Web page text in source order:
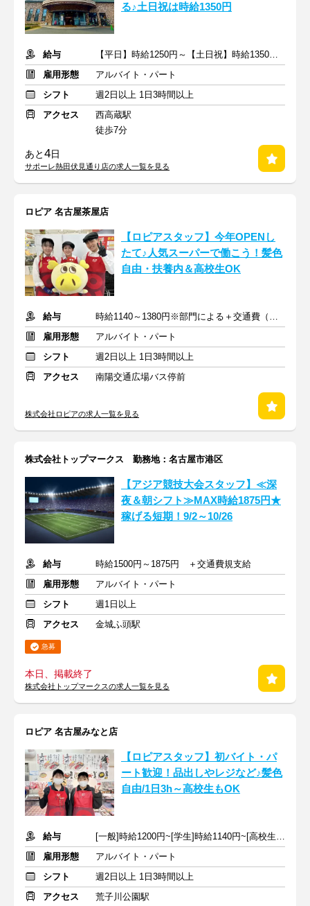
る♪土日祝は時給1350円
給与
【平日】時給1250円～【土日祝】時給1350円～＋交通費支給
雇用形態
アルバイト・パート
シフト
週2日以上 1日3時間以上
アクセス
西高蔵駅
徒歩7分
あと4日
サポーレ熱田伏見通り店の求人一覧を見る
ロピア 名古屋茶屋店
【ロピアスタッフ】今年OPENし
たて♪人気スーパーで働こう！髪色
自由・扶養内＆高校生OK
給与
時給1140～1380円※部門による＋交通費（社内規定による）
雇用形態
アルバイト・パート
シフト
週2日以上 1日3時間以上
アクセス
南陽交通広場バス停前
株式会社ロピアの求人一覧を見る
株式会社トップマークス 勤務地：名古屋市港区
【アジア競技大会スタッフ】≪深
夜＆朝シフト≫MAX時給1875円★
稼げる短期！9/2～10/26
給与
時給1500円～1875円 ＋交通費規支給
雇用形態
アルバイト・パート
シフト
週1日以上
アクセス
金城ふ頭駅
急募
本日、掲載終了
株式会社トップマークスの求人一覧を見る
ロピア 名古屋みなと店
【ロピアスタッフ】初バイト・パ
ート歓迎！品出しやレジなど♪髪色
自由/1日3h～高校生もOK
給与
[一般]時給1200円~[学生]時給1140円~[高校生]時給1140円~+交通費
雇用形態
アルバイト・パート
シフト
週2日以上 1日3時間以上
アクセス
荒子川公園駅